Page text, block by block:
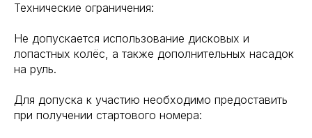
Технические ограничения:
Не допускается использование дисковых и
лопастных колёс, а также дополнительных насадок
на руль.
Для допуска к участию необходимо предоставить
при получении стартового номера: